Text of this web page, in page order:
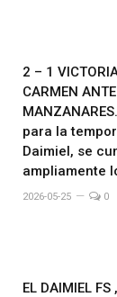
2 – 1
CARMEN
para la
Daimiel, se
ampliamente
2026-05-25 0
EL DAIMIEL FS